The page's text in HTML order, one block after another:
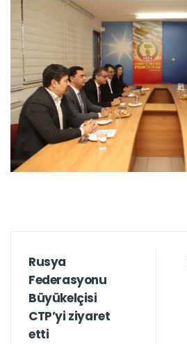
Rusya
Federasyonu
Büyükelçisi
CTP’yi ziyaret
etti